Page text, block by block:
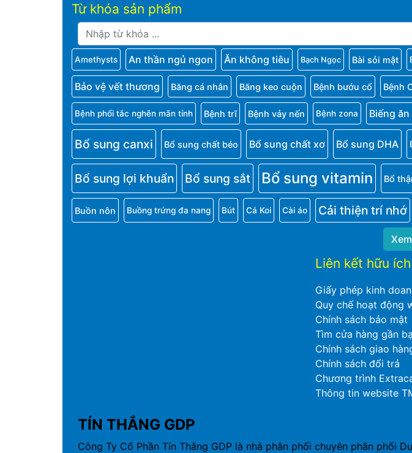
Từ khóa sản phẩm
Amethysts An thần ngủ ngon Ăn không tiêu Bạch Ngọc Bài sỏi mật
Bảo vệ vết thương Băng cá nhân Băng keo cuộn Bệnh bướu cổ Bệnh
Bệnh phổi tắc nghẽn mãn tính Bệnh trĩ Bệnh vảy nến Bệnh zona Biếng
Bổ sung canxi Bổ sung chất béo Bổ sung chất xơ Bổ sung DHA
Bổ sung lợi khuẩn Bổ sung sắt Bổ sung vitamin Bổ
Buồn nôn Buồng trứng đa nang Bút Cá Koi Cài áo Cải thiện trí nhớ
Liên kết hữu ích
Giấy phép kinh
Quy chế hoạt động
Chính sách bảo mật
Tìm cửa hàng gần
Chính sách giao
Chính sách đổi trả
Chương trình
Thông tin website
TÍN THẮNG GDP
Công Ty Cổ Phần Tín Thắng GDP là nhà phân phối chuyên phân phối